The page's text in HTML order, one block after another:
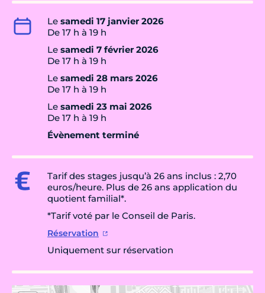
Le samedi 17 janvier 2026
De 17 h à 19 h
Le samedi 7 février 2026
De 17 h à 19 h
Le samedi 28 mars 2026
De 17 h à 19 h
Le samedi 23 mai 2026
De 17 h à 19 h
Évènement terminé
Tarif des stages jusqu’à 26 ans inclus : 2,70
euros/heure. Plus de 26 ans application du
quotient familial*.
*Tarif voté par le Conseil de Paris.
Réservation
Uniquement sur réservation